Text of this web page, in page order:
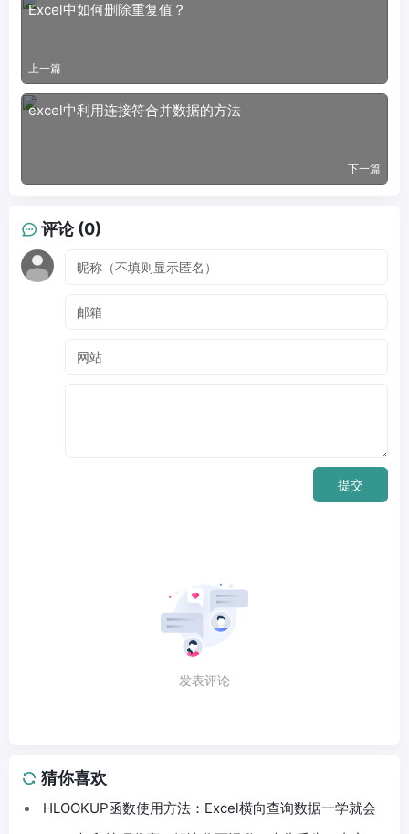
Excel中如何删除重复值？
上一篇
excel中利用连接符合并数据的方法
下一篇
评论 (0)
提交
发表评论
猜你喜欢
HLOOKUP函数使用方法：Excel横向查询数据一学就会